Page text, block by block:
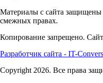
Материалы с сайта
смежных правах.
Копирование запрещено.
Разработчик сайта - IT-
Copyright 2026. Все права